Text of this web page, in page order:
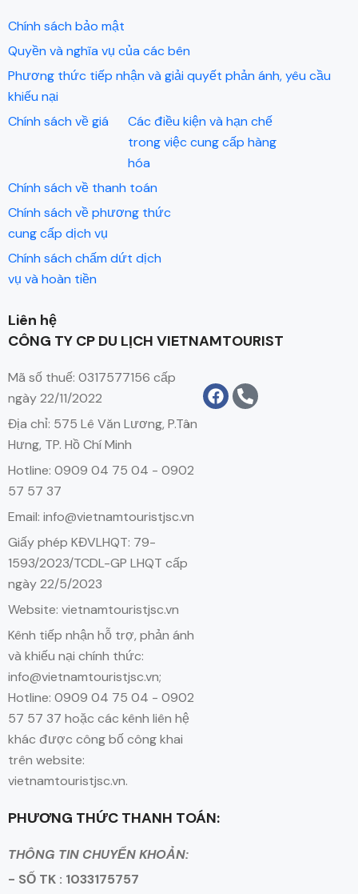
Chính sách bảo mật
Quyền và nghĩa vụ của các bên
Phương thức tiếp nhận và giải quyết phản ánh, yêu cầu
khiếu nại
Chính sách về giá
Các điều kiện và hạn chế
trong việc cung cấp hàng
hóa
Chính sách về thanh toán
Chính sách về phương thức
cung cấp dịch vụ
Chính sách chấm dứt dịch
vụ và hoàn tiền
Liên hệ
CÔNG TY CP DU LỊCH VIETNAMTOURIST
Mã số thuế: 0317577156 cấp
ngày 22/11/2022
Địa chỉ: 575 Lê Văn Lương, P.Tân
Hưng, TP. Hồ Chí Minh
Hotline: 0909 04 75 04 - 0902
57 57 37
Email: info@vietnamtouristjsc.vn
Giấy phép KĐVLHQT: 79-
1593/2023/TCDL-GP LHQT cấp
ngày 22/5/2023
Website: vietnamtouristjsc.vn
Kênh tiếp nhận hỗ trợ, phản ánh
và khiếu nại chính thức:
info@vietnamtouristjsc.vn;
Hotline: 0909 04 75 04 - 0902
57 57 37 hoặc các kênh liên hệ
khác được công bố công khai
trên website:
vietnamtouristjsc.vn.
PHƯƠNG THỨC THANH TOÁN:
THÔNG TIN CHUYỂN KHOẢN:
- SỐ TK : 1033175757